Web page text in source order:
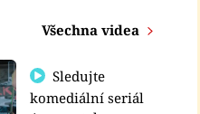
Všechna videa
Sledujte
komediální seriál